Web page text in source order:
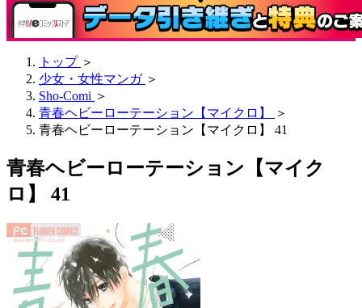
トップ ＞
少女・女性マンガ ＞
Sho-Comi ＞
青春ヘビーローテーション【マイクロ】
＞
青春ヘビーローテーション【マイクロ】 41
青春ヘビーローテーション【マイク
ロ】 41